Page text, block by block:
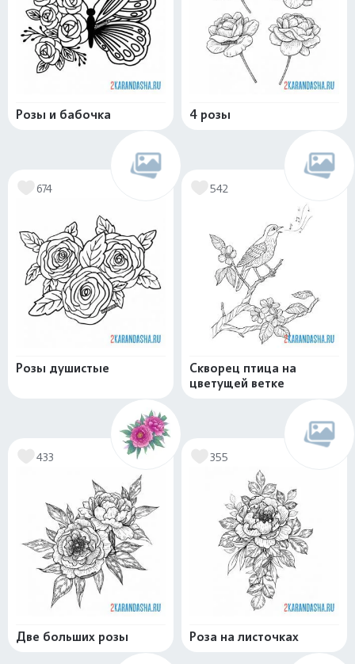
Розы и бабочка 4 розы
674
Розы душистые
542
Скворец птица на
цветущей ветке
433
Две больших розы
355
Роза на листочках